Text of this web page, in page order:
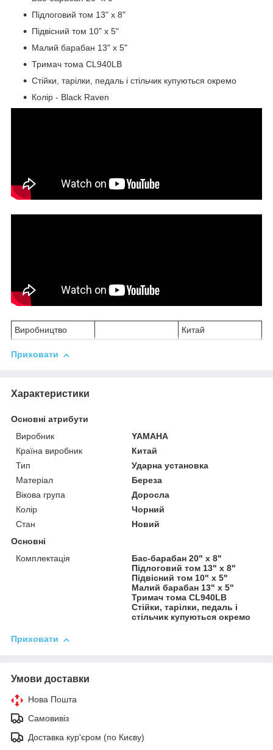
Підлоговий том 13" х 8"
Підвісний том 10" х 5"
Малий барабан 13" x 5"
Тримач тома CL940LB
Стійки, тарілки, педаль і стільчик купуються окремо
Колір - Black Raven
Виробництво Китай
Приховати
Характеристики
Основні атрибути
Виробник
YAMAHA
Країна виробник
Китай
Тип
Ударна установка
Матеріал
Береза
Вікова група
Доросла
Колір
Чорний
Стан
Новий
Основні
Комплектація
Бас-барабан 20" х 8"
Підлоговий том 13" х 8"
Підвісний том 10" х 5"
Малий барабан 13" х 5"
Тримач тома CL940LB
Стійки, тарілки, педаль і
стільчик купуються окремо
Приховати
Умови доставки
Нова Пошта
Самовивіз
Доставка кур'єром (по Києву)